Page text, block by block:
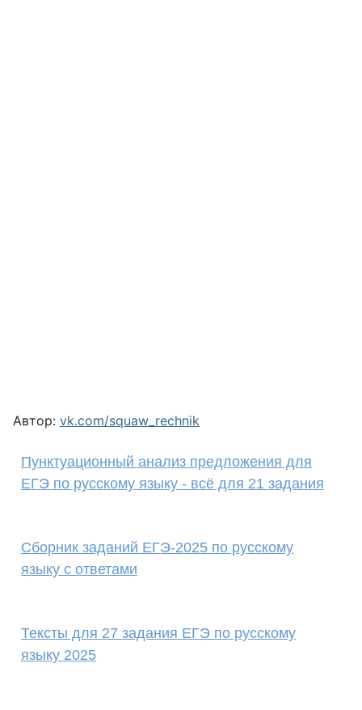
Автор: vk.com/squaw_rechnik
Пунктуационный анализ предложения для
ЕГЭ по русскому языку - всё для 21 задания
Сборник заданий ЕГЭ-2025 по русскому
языку с ответами
Тексты для 27 задания ЕГЭ по русскому
языку 2025